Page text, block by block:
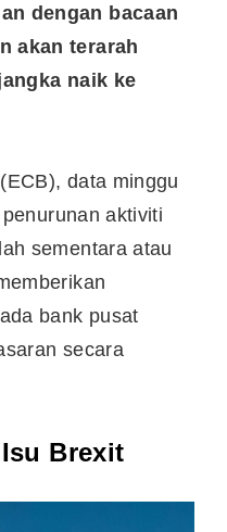
dengan bacaan
akan terarah
naik ke
data minggu
aktiviti
sementara atau
bank pusat
secara
Brexit